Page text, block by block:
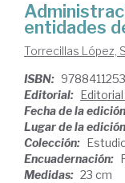
entidades
Torrecillas López,
ISBN:
Editorial:
Fecha de la
Lugar de la
Colección:
Encuadernación:
Medidas: 23 cm